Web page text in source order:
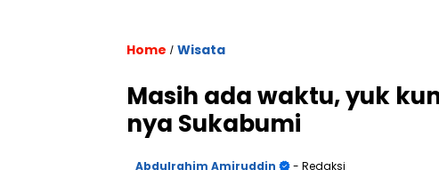
Home / Wisata
Masih ada waktu, yuk
nya Sukabumi
Abdulrahim Amiruddin
- Redaksi